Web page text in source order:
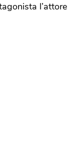
l’attore